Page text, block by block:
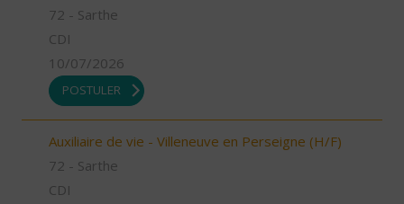
72 - Sarthe
CDI
10/07/2026
POSTULER
Auxiliaire de vie - Villeneuve en Perseigne (H/F)
72 - Sarthe
CDI